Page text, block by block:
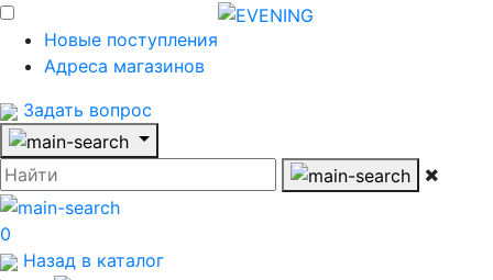
Новые поступления
Адреса магазинов
Задать вопрос
0
Назад в каталог